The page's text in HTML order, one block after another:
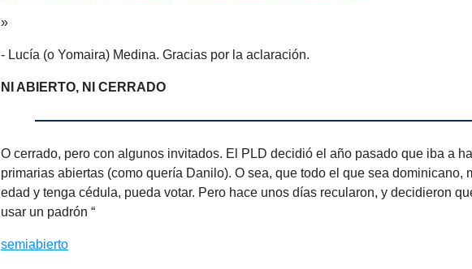
»
- Lucía (o Yomaira) Medina. Gracias por la aclaración.
NI ABIERTO, NI CERRADO
O cerrado, pero con algunos invitados. El PLD decidió el año pasado que iba a
primarias abiertas (como quería Danilo). O sea, que todo el que sea dominicano,
edad y tenga cédula, pueda votar. Pero hace unos días recularon, y decidieron
usar un padrón “
semiabierto